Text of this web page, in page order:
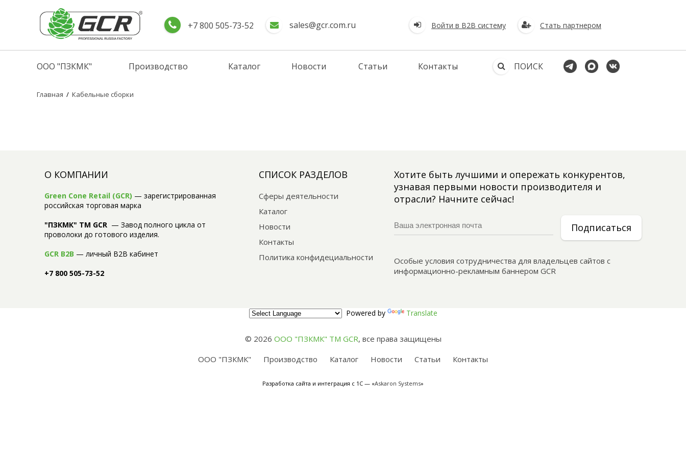
+7 800 505-73-52 sales@gcr.com.ru Войти в В2В систему Стать партнером
ООО "ПЗКМК" Производство Каталог Новости Статьи Контакты ПОИСК
Главная / Кабельные сборки
О КОМПАНИИ
Green Cone Retail (GCR) — зарегистрированная
российская торговая марка
"ПЗКМК" TM GCR — Завод полного цикла от
проволоки до готового изделия.
GCR B2B — личный B2B кабинет
+7 800 505-73-52
СПИСОК РАЗДЕЛОВ
Сферы деятельности
Каталог
Новости
Контакты
Политика конфидециальности
Хотите быть лучшими и опережать конкурентов,
узнавая первыми новости производителя и
отрасли? Начните сейчас!
Подписаться
Особые условия сотрудничества для владельцев сайтов с
информационно-рекламным баннером GCR
Powered by Translate
© 2026 ООО "ПЗКМК" TM GCR, все права защищены
ООО "ПЗКМК"
Производство Каталог Новости Статьи Контакты
Разработка сайта и интеграция с 1С — «Askaron Systems»